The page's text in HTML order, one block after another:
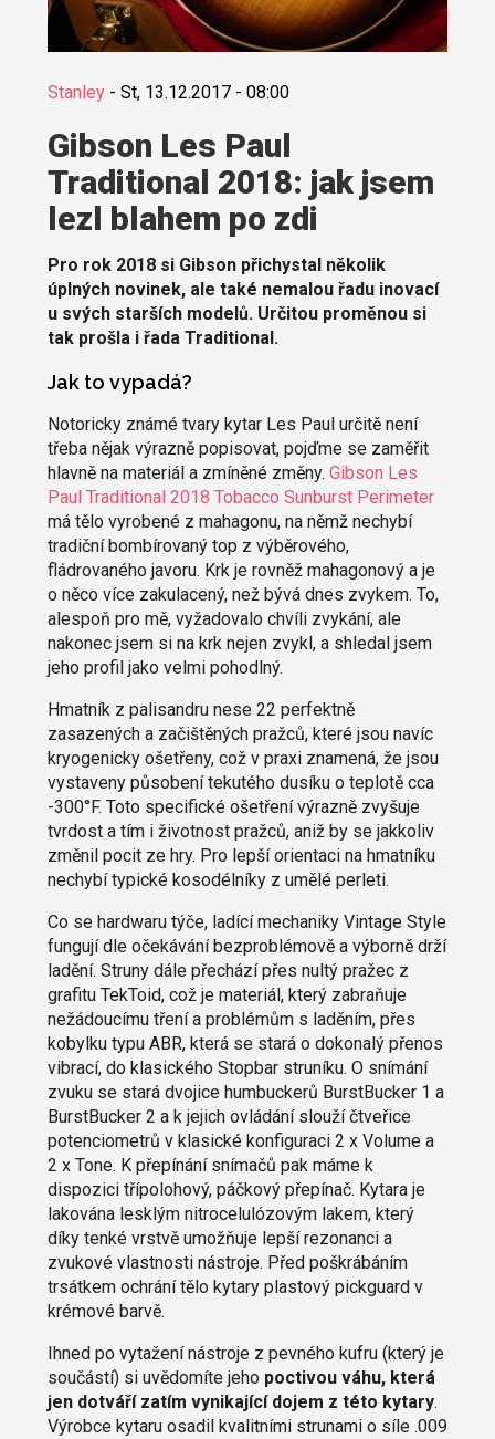
Stanley- St, 13.12.2017 - 08:00
Gibson Les Paul
Traditional 2018: jak jsem
lezl blahem po zdi
Pro rok 2018 si Gibson přichystal několik
úplných novinek, ale také nemalou řadu inovací
u svých starších modelů. Určitou proměnou si
tak prošla i řada Traditional.
Jak to vypadá?
Notoricky známé tvary kytar Les Paul určitě není
třeba nějak výrazně popisovat, pojďme se zaměřit
hlavně na materiál a zmíněné změny. Gibson Les
Paul Traditional 2018 Tobacco Sunburst Perimeter
má tělo vyrobené z mahagonu, na němž nechybí
tradiční bombírovaný top z výběrového,
fládrovaného javoru. Krk je rovněž mahagonový a je
o něco více zakulacený, než bývá dnes zvykem. To,
alespoň pro mě, vyžadovalo chvíli zvykání, ale
nakonec jsem si na krk nejen zvykl, a shledal jsem
jeho profil jako velmi pohodlný.
Hmatník z palisandru nese 22 perfektně
zasazených a začištěných pražců, které jsou navíc
kryogenicky ošetřeny, což v praxi znamená, že jsou
vystaveny působení tekutého dusíku o teplotě cca
-300°F. Toto specifické ošetření výrazně zvyšuje
tvrdost a tím i životnost pražců, aniž by se jakkoliv
změnil pocit ze hry. Pro lepší orientaci na hmatníku
nechybí typické kosodélníky z umělé perleti.
Co se hardwaru týče, ladící mechaniky Vintage Style
fungují dle očekávání bezproblémově a výborně drží
ladění. Struny dále přechází přes nultý pražec z
grafitu TekToid, což je materiál, který zabraňuje
nežádoucímu tření a problémům s laděním, přes
kobylku typu ABR, která se stará o dokonalý přenos
vibrací, do klasického Stopbar struníku. O snímání
zvuku se stará dvojice humbuckerů BurstBucker 1 a
BurstBucker 2 a k jejich ovládání slouží čtveřice
potenciometrů v klasické konfiguraci 2 x Volume a
2 x Tone. K přepínání snímačů pak máme k
dispozici třípolohový, páčkový přepínač. Kytara je
lakována lesklým nitrocelulózovým lakem, který
díky tenké vrstvě umožňuje lepší rezonanci a
zvukové vlastnosti nástroje. Před poškrábáním
trsátkem ochrání tělo kytary plastový pickguard v
krémové barvě.
Ihned po vytažení nástroje z pevného kufru (který je
součástí) si uvědomíte jeho poctivou váhu, která
jen dotváří zatím vynikající dojem z této kytary.
Výrobce kytaru osadil kvalitními strunami o síle .009